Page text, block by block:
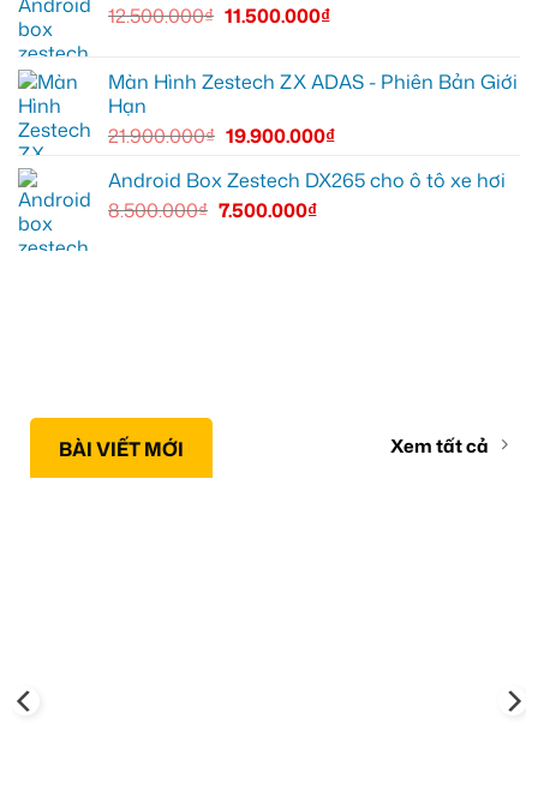
12.500.000₫ 11.500.000₫
Màn Hình Zestech ZX ADAS - Phiên Bản Giới
Hạn
21.900.000₫ 19.900.000₫
Android Box Zestech DX265 cho ô tô xe hơi
8.500.000₫ 7.500.000₫
BÀI VIẾT MỚI Xem tất cả